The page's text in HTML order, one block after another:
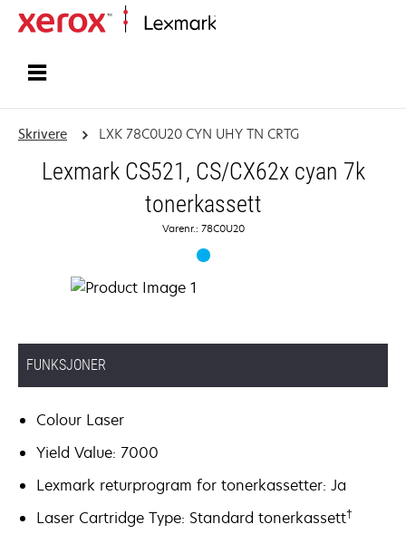
Skrivere LXK 78C0U20 CYN UHY TN CRTG
Lexmark CS521, CS/CX62x cyan 7k
tonerkassett
Varenr.: 78C0U20
FUNKSJONER
Colour Laser
Yield Value: 7000
Lexmark returprogram for tonerkassetter: Ja
Laser Cartridge Type: Standard tonerkassett†